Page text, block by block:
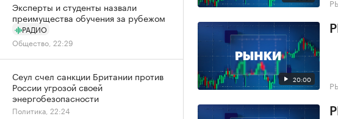
20:00
Эксперты и студенты назвали
преимущества обучения за рубежом
РАДИО
Общество, 22:29
Сеул счел санкции Британии против
России угрозой своей
энергобезопасности
Политика, 22:24